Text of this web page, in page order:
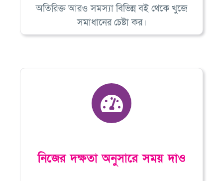
অতিরিক্ত আরও সমস্যা বিভিন্ন বই থেকে খুজে
সমাধানের চেষ্টা কর।
নিজের দক্ষতা অনুসারে সময় দাও